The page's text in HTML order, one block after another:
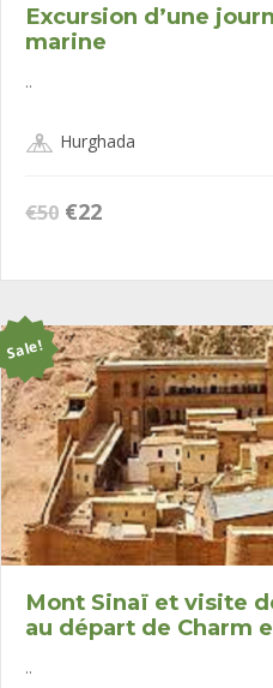
Excursion d’une
marine
..
Hurghada
€50 Le
était :
€22Le
est :
Sale!
Mont Sinaï et visite
au départ de Charm
..